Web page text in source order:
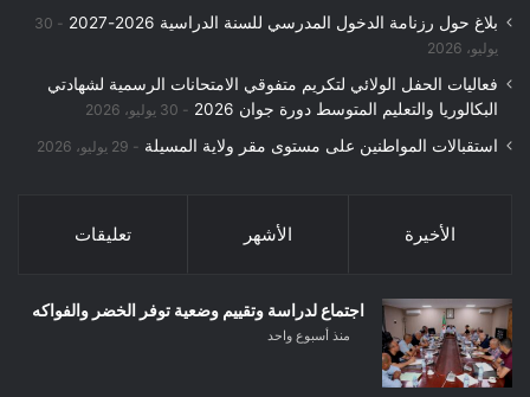
بلاغ حول رزنامة الدخول المدرسي للسنة الدراسية 2026-2027
30
يوليو، 2026
فعاليات الحفل الولائي لتكريم متفوقي الامتحانات الرسمية لشهادتي
البكالوريا والتعليم المتوسط دورة جوان 2026
30 يوليو، 2026
استقبالات المواطنين على مستوى مقر ولاية المسيلة 29 يوليو، 2026
الأخيرة الأشهر تعليقات
اجتماع لدراسة وتقييم وضعية توفر الخضر والفواكه
منذ أسبوع واحد